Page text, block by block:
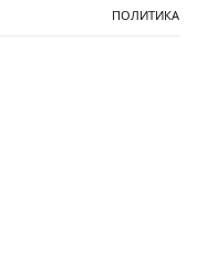
ПОЛИТИКА